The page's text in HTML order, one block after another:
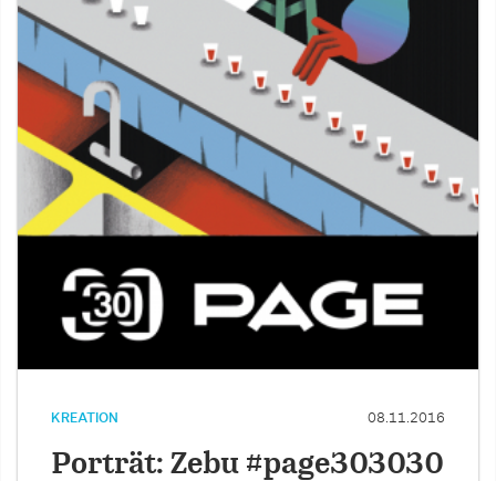
KREATION 08.11.2016
Porträt: Zebu #page303030